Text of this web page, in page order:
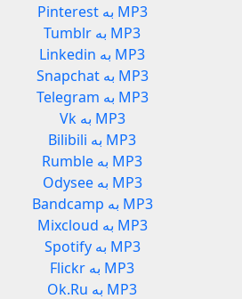
Pinterest به MP3
Tumblr به MP3
Linkedin به MP3
Snapchat به MP3
Telegram به MP3
Vk به MP3
Bilibili به MP3
Rumble به MP3
Odysee به MP3
Bandcamp به MP3
Mixcloud به MP3
Spotify به MP3
Flickr به MP3
Ok.Ru به MP3